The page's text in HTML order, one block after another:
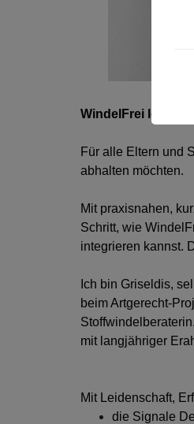
WindelFrei leicht
Für alle Eltern und
abhalten möchten.
Mit praxisnahen,
Schritt, wie
integrieren kannst.
Ich bin Griseldis,
beim Artgerecht-
Stoffwindelberaterin.
mit langjähriger
Mit Leidenschaft,
die Signale